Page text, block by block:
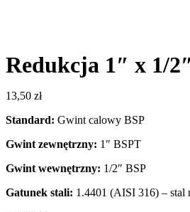
Redukcja 1″ x 1/
13,50 zł
Standard: Gwint calowy BSP
Gwint zewnętrzny: 1″ BSPT
Gwint wewnętrzny: 1/2″ BSP
Gatunek stali: 1.4401 (AISI 316) – stal